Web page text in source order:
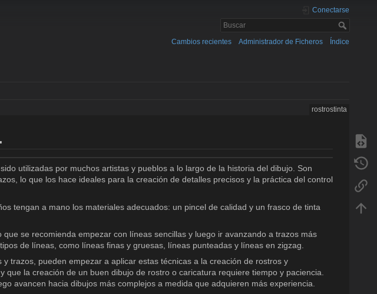
Conectarse
Cambios recientes Administrador de Ficheros Índice
rostrostinta
utilizadas por muchos artistas y pueblos a lo largo de la historia del dibujo. Son
lo que los hace ideales para la creación de detalles precisos y la práctica del control
tengan a mano los materiales adecuados: un pincel de calidad y un frasco de tinta
se recomienda empezar con líneas sencillas y luego ir avanzando a trazos más
de líneas, como líneas finas y gruesas, líneas punteadas y líneas en zigzag.
trazos, pueden empezar a aplicar estas técnicas a la creación de rostros y
la creación de un buen dibujo de rostro o caricatura requiere tiempo y paciencia.
avancen hacia dibujos más complejos a medida que adquieren más experiencia.